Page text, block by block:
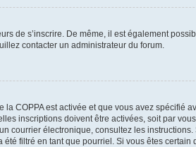
de s’inscrire. De même, il est également
contacter un administrateur du forum.
COPPA est activée et que vous avez spécifié
inscriptions doivent être activées, soit par
courrier électronique, consultez les
filtré en tant que pourriel. Si vous êtes certain